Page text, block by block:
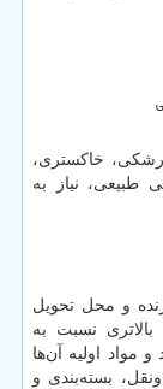
خاکستری،
طبیعی، نیاز به
و محل تحویل
نسبت به
مواد اولیه آن‌ها
بسته‌بندی و